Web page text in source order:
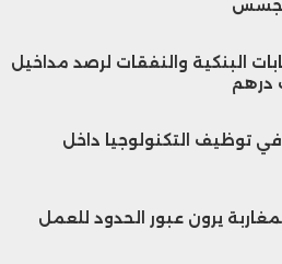
في الظهور مطلع عام
سام ألتمان فكرة إنشاء إطار
خلال لقاءات مع
ترامب. ومع مرور
من مجرد نقاشات أولية
تجسس
البنكية والنفقات لرصد مداخيل
في توظيف التكنولوجيا داخل
66% من المغاربة يرون عبور الحدود للعمل